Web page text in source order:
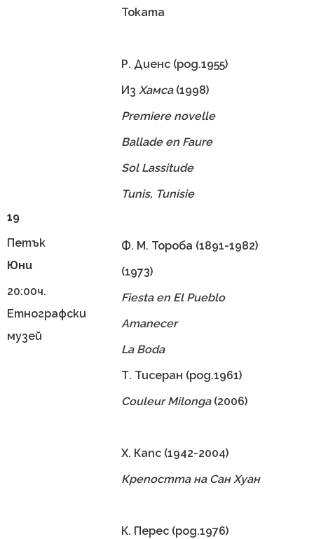
19
Петък
Юни
20:00ч.
Етнографски
музей
Токата
Р. Диенс (род.1955)
Из Хамса (1998)
Premiere novelle
Ballade en Faure
Sol Lassitude
Tunis, Tunisie
Ф. М. Тороба (1891-1982)
(1973)
Fiesta en El Pueblo
Amanecer
La Boda
Т. Тисеран (род.1961)
Couleur Milonga (2006)
Х. Капс (1942-2004)
Крепостта на Сан Хуан
К. Перес (род.1976)